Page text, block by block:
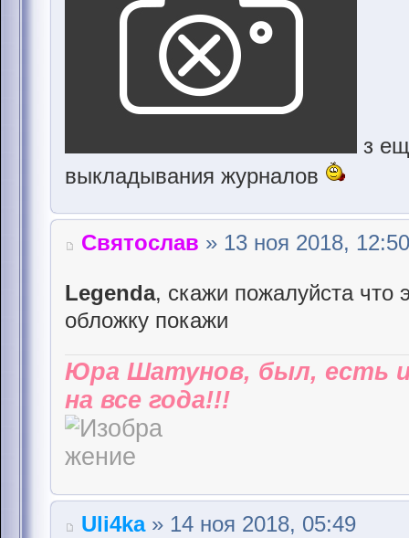
з
выкладывания журналов
Святослав » 13 ноя 2018, 12:50
Legenda, скажи пожалуйста что
обложку покажи
Юра Шатунов, был, есть
на все года!!!
Uli4ka» 14 ноя 2018, 05:49